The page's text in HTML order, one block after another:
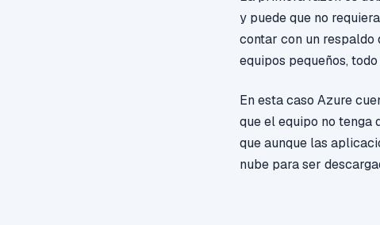
y puede que no
contar con un respaldo
equipos pequeños,
En esta caso Azure
que el equipo no tenga
que aunque las
nube para ser